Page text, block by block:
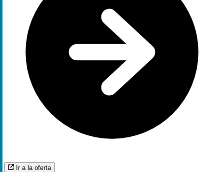
Ir a la oferta